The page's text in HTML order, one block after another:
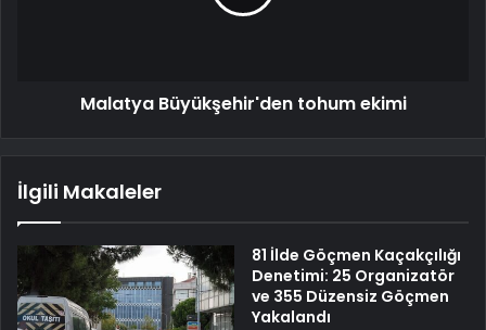
Malatya Büyükşehir'den tohum ekimi
İlgili Makaleler
81 İlde Göçmen Kaçakçılığı
Denetimi: 25 Organizatör
ve 355 Düzensiz Göçmen
Yakalandı